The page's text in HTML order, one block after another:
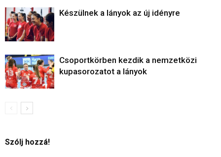
Készülnek a lányok az új idényre
Csoportkörben kezdik a nemzetközi
kupasorozatot a lányok
Szólj hozzá!